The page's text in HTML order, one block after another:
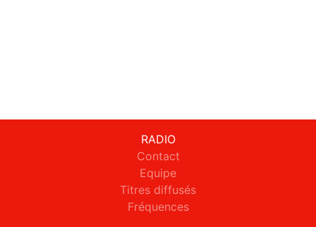
RADIO
Contact
Equipe
Titres diffusés
Fréquences